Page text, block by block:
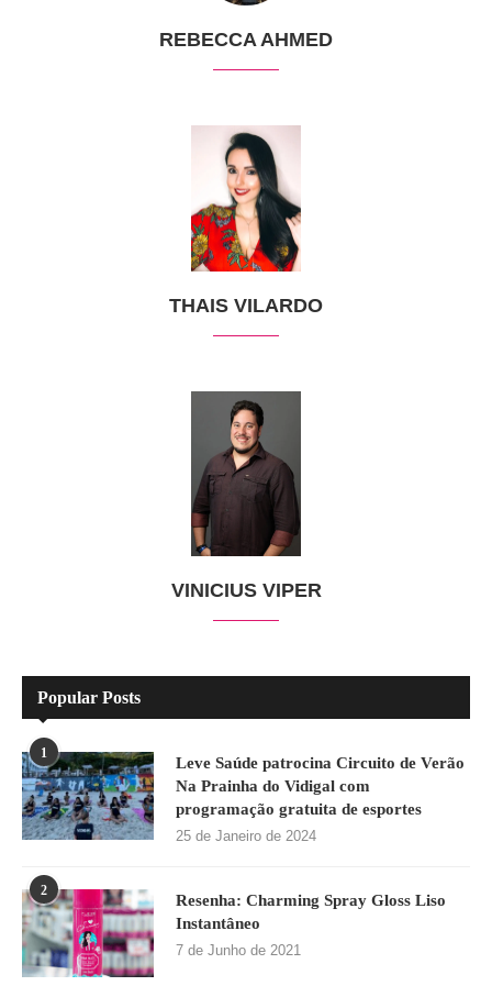
REBECCA AHMED
THAIS VILARDO
VINICIUS VIPER
Popular Posts
1
Leve Saúde patrocina Circuito de Verão
Na Prainha do Vidigal com
programação gratuita de esportes
25 de Janeiro de 2024
2
Resenha: Charming Spray Gloss Liso
Instantâneo
7 de Junho de 2021